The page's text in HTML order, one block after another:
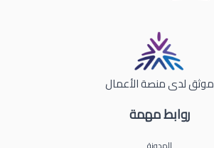
روابط مهمة
موثق لدى منصة الأعمال